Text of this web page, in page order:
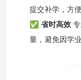
提交补学，方
✅ 省时高效
量，避免因学